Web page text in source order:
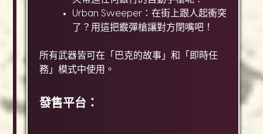
Urban Sweeper：在街上跟人起衝突
了？用這把霰彈槍讓對方閉嘴吧！
所有武器皆可在「巴克的故事」和「即時任
務」模式中使用。
發售平台：